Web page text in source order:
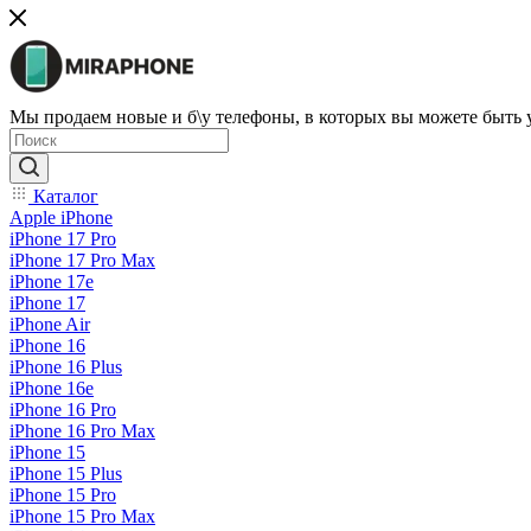
Мы продаем новые и б\у телефоны, в которых вы можете быть
Каталог
Apple iPhone
iPhone 17 Pro
iPhone 17 Pro Max
iPhone 17e
iPhone 17
iPhone Air
iPhone 16
iPhone 16 Plus
iPhone 16e
iPhone 16 Pro
iPhone 16 Pro Max
iPhone 15
iPhone 15 Plus
iPhone 15 Pro
iPhone 15 Pro Max